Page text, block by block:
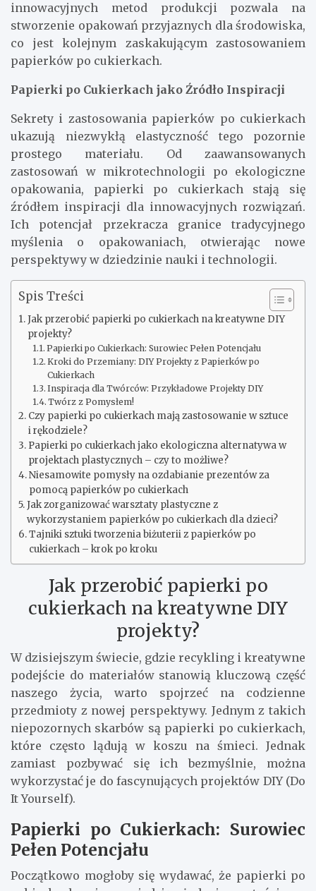
innowacyjnych metod produkcji pozwala na
stworzenie opakowań przyjaznych dla środowiska,
co jest kolejnym zaskakującym zastosowaniem
papierków po cukierkach.
Papierki po Cukierkach jako Źródło Inspiracji
Sekrety i zastosowania papierków po cukierkach
ukazują niezwykłą elastyczność tego pozornie
prostego materiału. Od zaawansowanych
zastosowań w mikrotechnologii po ekologiczne
opakowania, papierki po cukierkach stają się
źródłem inspiracji dla innowacyjnych rozwiązań.
Ich potencjał przekracza granice tradycyjnego
myślenia o opakowaniach, otwierając nowe
perspektywy w dziedzinie nauki i technologii.
Spis Treści
Jak przerobić papierki po cukierkach na kreatywne DIY
projekty?
Papierki po Cukierkach: Surowiec Pełen Potencjału
Kroki do Przemiany: DIY Projekty z Papierków po
Cukierkach
Inspiracja dla Twórców: Przykładowe Projekty DIY
Twórz z Pomysłem!
Czy papierki po cukierkach mają zastosowanie w sztuce
i rękodziele?
Papierki po cukierkach jako ekologiczna alternatywa w
projektach plastycznych – czy to możliwe?
Niesamowite pomysły na ozdabianie prezentów za
pomocą papierków po cukierkach
Jak zorganizować warsztaty plastyczne z
wykorzystaniem papierków po cukierkach dla dzieci?
Tajniki sztuki tworzenia biżuterii z papierków po
cukierkach – krok po kroku
Jak przerobić papierki po
cukierkach na kreatywne DIY
projekty?
W dzisiejszym świecie, gdzie recykling i kreatywne
podejście do materiałów stanowią kluczową część
naszego życia, warto spojrzeć na codzienne
przedmioty z nowej perspektywy. Jednym z takich
niepozornych skarbów są papierki po cukierkach,
które często lądują w koszu na śmieci. Jednak
zamiast pozbywać się ich bezmyślnie, można
wykorzystać je do fascynujących projektów DIY (Do
It Yourself).
Papierki po Cukierkach: Surowiec
Pełen Potencjału
Początkowo mogłoby się wydawać, że papierki po